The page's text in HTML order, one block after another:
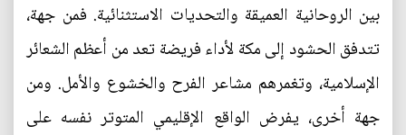
بين الروحانية العميقة والتحديات الاستثنائية. فمن جهة،
تتدفق الحشود إلى مكة لأداء فريضة تعد من أعظم الشعائر
الإسلامية، وتغمرهم مشاعر الفرح والخشوع والأمل. ومن
جهة أخرى، يفرض الواقع الإقليمي المتوتر نفسه على